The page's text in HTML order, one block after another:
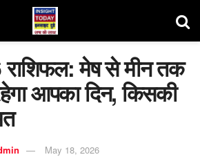
मेष से मीन तक
आपका दिन, किसकी
May 18, 2026